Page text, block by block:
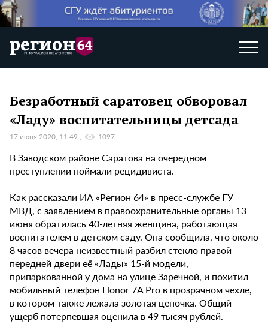
Безработный саратовец обворовал
«Ладу» воспитательницы детсада
17 июня 2020, 11:49 1097
В Заводском районе Саратова на очередном
преступлении поймали рецидивиста.
Как рассказали ИА «Регион 64» в пресс-службе ГУ
МВД, с заявлением в правоохранительные органы 13
июня обратилась 40-летняя женщина, работающая
воспитателем в детском саду. Она сообщила, что около
8 часов вечера неизвестный разбил стекло правой
передней двери её «Лады» 15-й модели,
припаркованной у дома на улице Заречной, и похитил
мобильный телефон Honor 7A Pro в прозрачном чехле,
в котором также лежала золотая цепочка. Общий
ущерб потерпевшая оценила в 49 тысяч рублей.